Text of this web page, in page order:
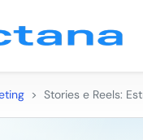
> Stories e Reels: